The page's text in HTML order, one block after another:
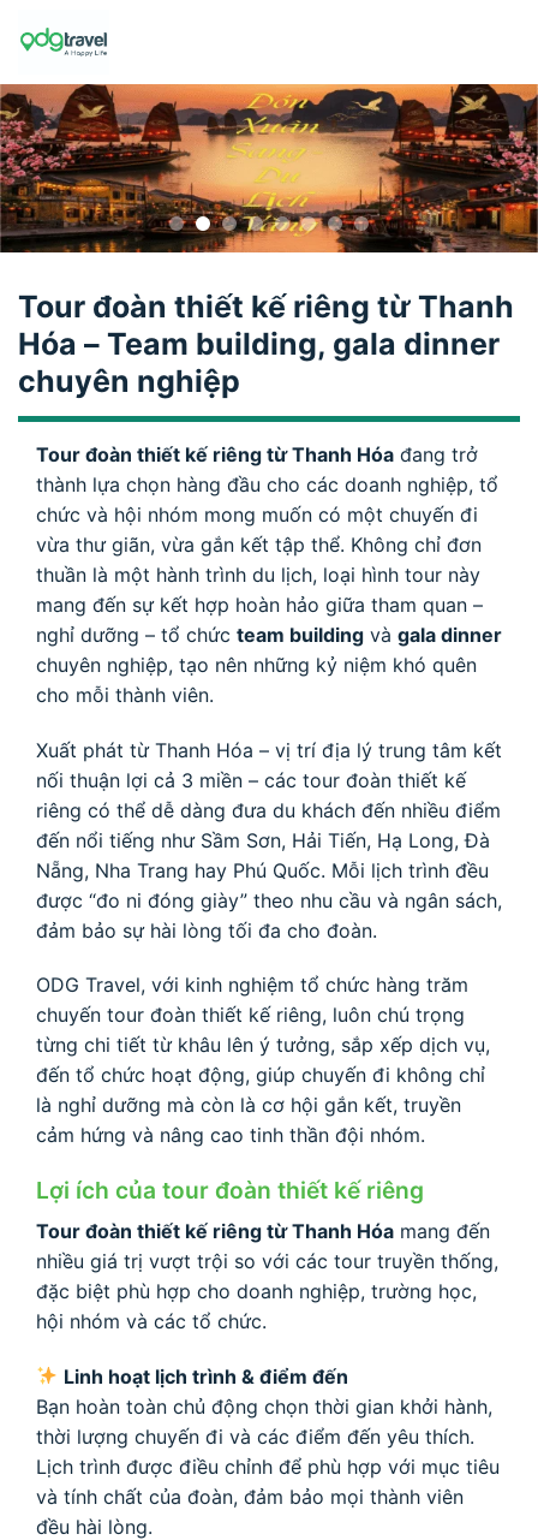
Tour đoàn thiết kế riêng từ Thanh
Hóa – Team building, gala dinner
chuyên nghiệp
Tour đoàn thiết kế riêng từ Thanh Hóa đang trở
thành lựa chọn hàng đầu cho các doanh nghiệp, tổ
chức và hội nhóm mong muốn có một chuyến đi
vừa thư giãn, vừa gắn kết tập thể. Không chỉ đơn
thuần là một hành trình du lịch, loại hình tour này
mang đến sự kết hợp hoàn hảo giữa tham quan –
nghỉ dưỡng – tổ chức team building và gala dinner
chuyên nghiệp, tạo nên những kỷ niệm khó quên
cho mỗi thành viên.
Xuất phát từ Thanh Hóa – vị trí địa lý trung tâm kết
nối thuận lợi cả 3 miền – các tour đoàn thiết kế
riêng có thể dễ dàng đưa du khách đến nhiều điểm
đến nổi tiếng như Sầm Sơn, Hải Tiến, Hạ Long, Đà
Nẵng, Nha Trang hay Phú Quốc. Mỗi lịch trình đều
được “đo ni đóng giày” theo nhu cầu và ngân sách,
đảm bảo sự hài lòng tối đa cho đoàn.
ODG Travel, với kinh nghiệm tổ chức hàng trăm
chuyến tour đoàn thiết kế riêng, luôn chú trọng
từng chi tiết từ khâu lên ý tưởng, sắp xếp dịch vụ,
đến tổ chức hoạt động, giúp chuyến đi không chỉ
là nghỉ dưỡng mà còn là cơ hội gắn kết, truyền
cảm hứng và nâng cao tinh thần đội nhóm.
Lợi ích của tour đoàn thiết kế riêng
Tour đoàn thiết kế riêng từ Thanh Hóa mang đến
nhiều giá trị vượt trội so với các tour truyền thống,
đặc biệt phù hợp cho doanh nghiệp, trường học,
hội nhóm và các tổ chức.
Linh hoạt lịch trình & điểm đến
Bạn hoàn toàn chủ động chọn thời gian khởi hành,
thời lượng chuyến đi và các điểm đến yêu thích.
Lịch trình được điều chỉnh để phù hợp với mục tiêu
và tính chất của đoàn, đảm bảo mọi thành viên
đều hài lòng.